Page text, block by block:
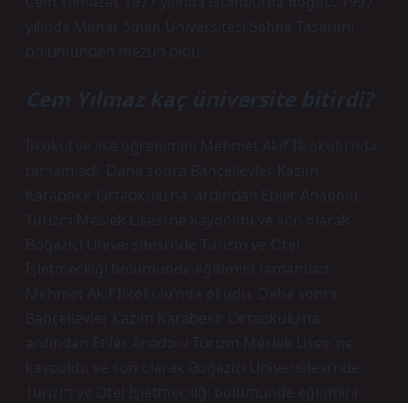
yılında Mimar Sinan Üniversitesi Sahne Tasarımı
bölümünden mezun oldu.
Cem Yılmaz kaç üniversite bitirdi?
İlkokul ve lise öğrenimini Mehmet Akif İlkokulu’nda
tamamladı. Daha sonra Bahçelievler Kazım
Karabekir Ortaokulu’na, ardından Etiler Anadolu
Turizm Meslek Lisesi’ne kaydoldu ve son olarak
Boğaziçi Üniversitesi’nde Turizm ve Otel
İşletmeciliği bölümünde eğitimini tamamladı.
Mehmet Akif İlkokulu’nda okudu. Daha sonra
Bahçelievler Kazım Karabekir Ortaokulu’na,
ardından Etiler Anadolu Turizm Meslek Lisesi’ne
kaydoldu ve son olarak Boğaziçi Üniversitesi’nde
Turizm ve Otel İşletmeciliği bölümünde eğitimini